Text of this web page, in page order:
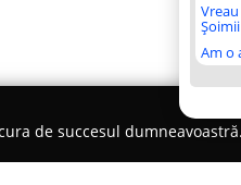
Șoimii
Am o
de succesul dumneavoastră.